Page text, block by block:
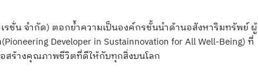
รชั่่น จำกัด) ตอกย้ำความเป็นองค์กรชั้นนำด้านอสังหาริมทรัพย์ ผู้
Developer in Sustainnovation for All Well-Being) ที่
ร้างคุณภาพชีวิตที่ดีให้กับทุกสิ่งบนโลก